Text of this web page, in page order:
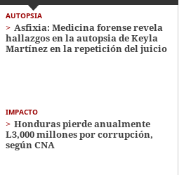
AUTOPSIA
Asfixia: Medicina forense revela
hallazgos en la autopsia de Keyla
Martínez en la repetición del juicio
IMPACTO
Honduras pierde anualmente
L3,000 millones por corrupción,
según CNA